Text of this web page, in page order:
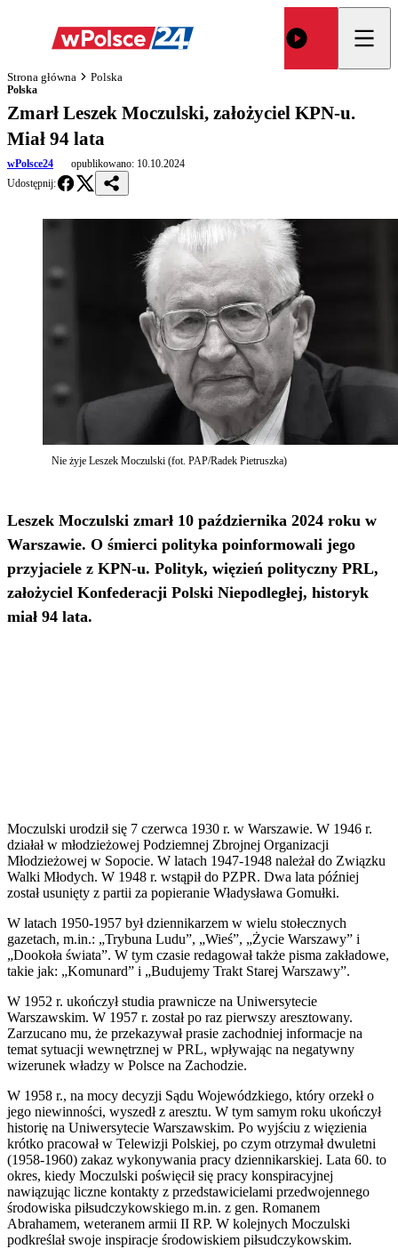
Strona główna Polska
Polska
Zmarł Leszek Moczulski, założyciel KPN-u.
Miał 94 lata
wPolsce24 opublikowano: 10.10.2024
Udostępnij:
Nie żyje Leszek Moczulski (fot. PAP/Radek Pietruszka)
Leszek Moczulski zmarł 10 października 2024 roku w
Warszawie. O śmierci polityka poinformowali jego
przyjaciele z KPN-u. Polityk, więzień polityczny PRL,
założyciel Konfederacji Polski Niepodległej, historyk
miał 94 lata.
Moczulski urodził się 7 czerwca 1930 r. w Warszawie. W 1946 r.
działał w młodzieżowej Podziemnej Zbrojnej Organizacji
Młodzieżowej w Sopocie. W latach 1947-1948 należał do Związku
Walki Młodych. W 1948 r. wstąpił do PZPR. Dwa lata później
został usunięty z partii za popieranie Władysława Gomułki.
W latach 1950-1957 był dziennikarzem w wielu stołecznych
gazetach, m.in.: „Trybuna Ludu”, „Wieś”, „Życie Warszawy” i
„Dookoła świata”. W tym czasie redagował także pisma zakładowe,
takie jak: „Komunard” i „Budujemy Trakt Starej Warszawy”.
W 1952 r. ukończył studia prawnicze na Uniwersytecie
Warszawskim. W 1957 r. został po raz pierwszy aresztowany.
Zarzucano mu, że przekazywał prasie zachodniej informacje na
temat sytuacji wewnętrznej w PRL, wpływając na negatywny
wizerunek władzy w Polsce na Zachodzie.
W 1958 r., na mocy decyzji Sądu Wojewódzkiego, który orzekł o
jego niewinności, wyszedł z aresztu. W tym samym roku ukończył
historię na Uniwersytecie Warszawskim. Po wyjściu z więzienia
krótko pracował w Telewizji Polskiej, po czym otrzymał dwuletni
(1958-1960) zakaz wykonywania pracy dziennikarskiej. Lata 60. to
okres, kiedy Moczulski poświęcił się pracy konspiracyjnej
nawiązując liczne kontakty z przedstawicielami przedwojennego
środowiska piłsudczykowskiego m.in. z gen. Romanem
Abrahamem, weteranem armii II RP. W kolejnych Moczulski
podkreślał swoje inspiracje środowiskiem piłsudczykowskim.